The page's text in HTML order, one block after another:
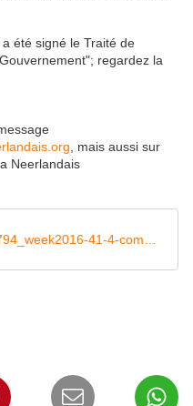
a été signé le Traité de
regardez la
, mais aussi sur
Neerlandais